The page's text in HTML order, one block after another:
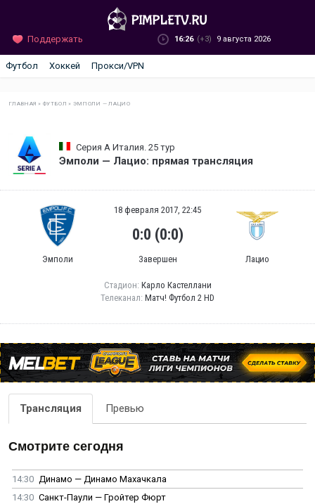
Поддержать 16:26 (+3) 9 августа 2026
Футбол Хоккей Прокси/VPN
ГЛАВНАЯ »ФУТБОЛ » ЭМПОЛИ — ЛАЦИО
Серия А Италия. 25 тур
Эмполи — Лацио: прямая трансляция
Эмполи
18 февраля 2017, 22:45
0:0 (0:0)
Завершен Лацио
Стадион: Карло Кастеллани
Телеканал: Матч! Футбол 2 HD
Трансляция Превью
Смотрите сегодня
14:30 Динамо — Динамо Махачкала
14:30 Санкт-Паули — Гройтер Фюрт